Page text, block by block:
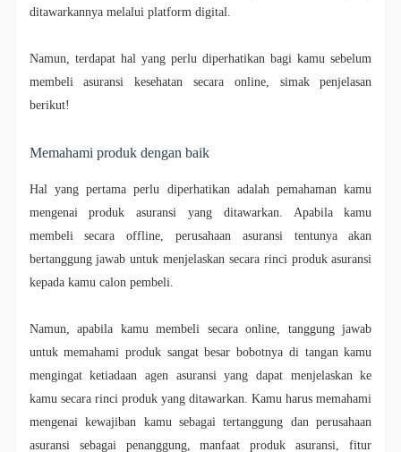
ditawarkannya melalui platform digital.
Namun, terdapat hal yang perlu diperhatikan bagi kamu sebelum
membeli asuransi kesehatan secara online, simak penjelasan
berikut!
Memahami produk dengan baik
Hal yang pertama perlu diperhatikan adalah pemahaman kamu
mengenai produk asuransi yang ditawarkan. Apabila kamu
membeli secara offline, perusahaan asuransi tentunya akan
bertanggung jawab untuk menjelaskan secara rinci produk asuransi
kepada kamu calon pembeli.
Namun, apabila kamu membeli secara online, tanggung jawab
untuk memahami produk sangat besar bobotnya di tangan kamu
mengingat ketiadaan agen asuransi yang dapat menjelaskan ke
kamu secara rinci produk yang ditawarkan. Kamu harus memahami
mengenai kewajiban kamu sebagai tertanggung dan perusahaan
asuransi sebagai penanggung, manfaat produk asuransi, fitur